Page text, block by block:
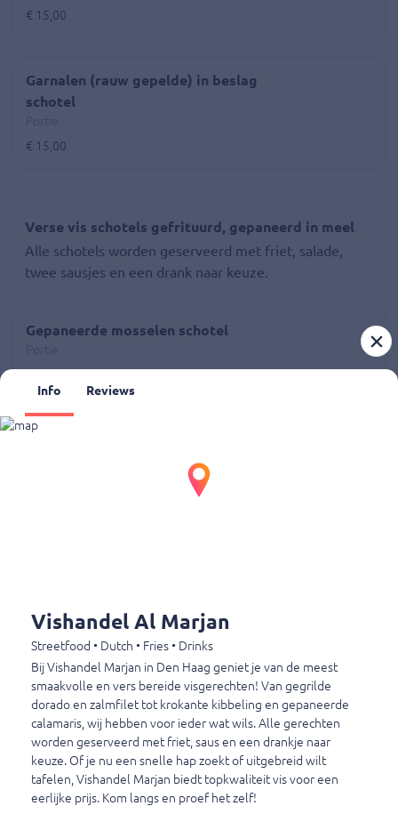
€ 15,00
Garnalen (rauw gepelde) in beslag
schotel
€ 15,00
Verse vis schotels gefrituurd, gepaneerd in meel
Alle schotels worden geserveerd met friet, salade,
twee sausjes en een drank naar keuze.
Gepaneerde mosselen schotel
Gepaneerde kabeljauwfilet schotel
Portie
€ 14,00
Gepaneerde ansjovis schotel
Portie
Info Reviews
Vishandel Al Marjan
Streetfood • Dutch • Fries • Drinks
Bij Vishandel Marjan in Den Haag geniet je van de meest
smaakvolle en vers bereide visgerechten! Van gegrilde
dorado en zalmfilet tot krokante kibbeling en gepaneerde
calamaris, wij hebben voor ieder wat wils. Alle gerechten
worden geserveerd met friet, saus en een drankje naar
keuze. Of je nu een snelle hap zoekt of uitgebreid wilt
tafelen, Vishandel Marjan biedt topkwaliteit vis voor een
eerlijke prijs. Kom langs en proef het zelf!